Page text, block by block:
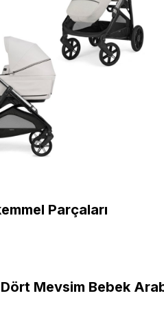
Parçaları
Mevsim Bebek